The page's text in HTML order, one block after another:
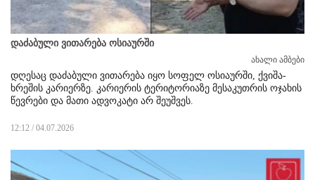
დაძაბული ვითარება ოსიაურში
ახალი ამბები
დღესაც დაძაბული ვითარება იყო სოფელ ოსიაურში, ქვიშა-
ხრეშის კარიერზე. კარიერის ტერიტორიაზე მესაკუთრის ოჯახის
წევრები და მათი ადვოკატი არ შეუშვეს.
12:12 / 04.07.2026